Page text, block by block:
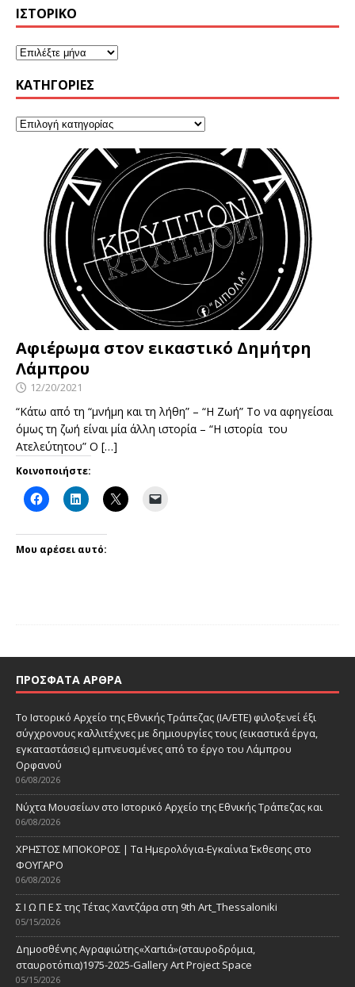
ΙΣΤΟΡΙΚΌ
KΑΤΗΓΟΡΊΕΣ
Αφιέρωμα στον εικαστικό Δημήτρη
Λάμπρου
12/20/2021
“Κάτω από τη “μνήμη και τη λήθη” – “Η Ζωή” Το να αφηγείσαι
όμως τη ζωή είναι μία άλλη ιστορία – “Η ιστορία του
Ατελεύτητου” Ο […]
Κοινοποιήστε:
Μου αρέσει αυτό:
ΠΡΌΣΦΑΤΑ ΆΡΘΡΑ
Το Ιστορικό Αρχείο της Εθνικής Τράπεζας (ΙΑ/ΕΤΕ) φιλοξενεί έξι
σύγχρονους καλλιτέχνες με δημιουργίες τους (εικαστικά έργα,
εγκαταστάσεις) εμπνευσμένες από το έργο του Λάμπρου
Ορφανού
06/08/2026
Νύχτα Μουσείων στο Ιστορικό Αρχείο της Εθνικής Τράπεζας και
06/08/2026
ΧΡΗΣΤΟΣ ΜΠΟΚΟΡΟΣ | Τα Ημερολόγια-Εγκαίνια Έκθεσης στο
ΦΟΥΓΑΡΟ
06/08/2026
Σ Ι Ω Π Ε Σ της Τέτας Χαντζάρα στη 9th Art_Thessaloniki
05/15/2026
Δημοσθένης Αγραφιώτης«Xαrtιά»(σταυροδρόμια,
σταυροτόπια)1975-2025-Gallery Art Project Space
05/15/2026